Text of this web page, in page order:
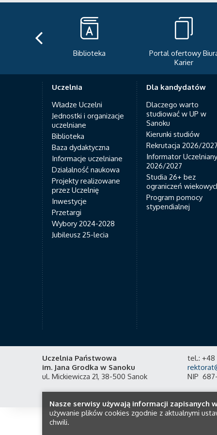
Portal ofertowy Biura
Newsletter
Uczelnia
Władze Uczelni
Jednostki i organizacje
uczelniane
Biblioteka
Baza dydaktyczna
Informacje uczelniane
Działalność naukowa
Projekty realizowane
przez Uczelnię
Inwestycje
Przetargi
Wybory 2024-2028
Jubileusz 25-lecia
Dla kandydatów
Dlaczego warto
studiować w UP w
Sanoku
Kierunki studiów
Rekrutacja 2026/
Informator Uczelniany
2026/2027
Studia 26+ bez
ograniczeń
Program pomocy
stypendialnej
Uczelnia Państwowa
im. Jana Grodka w Sanoku
ul. Mickiewicza 21, 38-500 Sanok
tel.: +48
NIP
Nasze serwisy używają informacji zapisanych
używanie plików cookies zgodnie z aktualnymi
chwili.